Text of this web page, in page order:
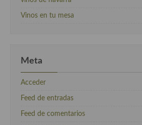
Vinos en tu mesa
Meta
Acceder
Feed de entradas
Feed de comentarios